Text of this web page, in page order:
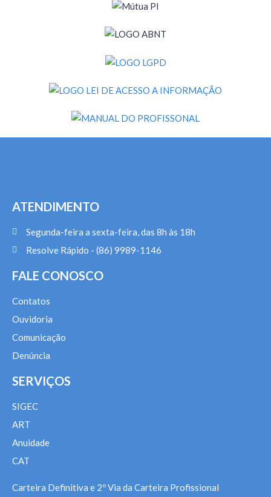
ATENDIMENTO
Segunda-feira a sexta-feira, das 8h às 18h
Resolve Rápido - (86) 9989-1146
FALE CONOSCO
Contatos
Ouvidoria
Comunicação
Denúncia
SERVIÇOS
SIGEC
ART
Anuidade
CAT
Carteira Definitiva e 2º Via da Carteira Profissional